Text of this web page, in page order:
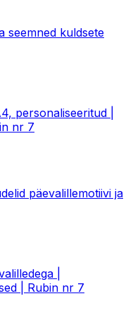
seemned kuldsete
personaliseeritud |
nr 7
päevalillemotiivi ja
|
| Rubin nr 7